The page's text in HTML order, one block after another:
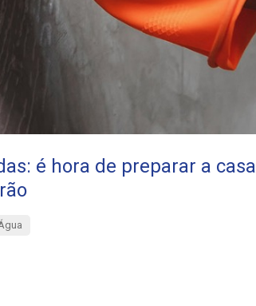
é hora de preparar a casa